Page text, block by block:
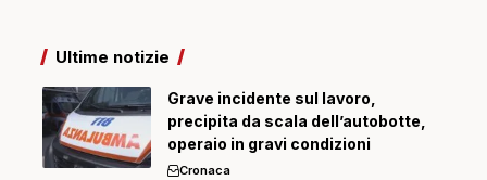
Ultime notizie
Grave incidente sul lavoro,
precipita da scala dell’autobotte,
operaio in gravi condizioni
Cronaca